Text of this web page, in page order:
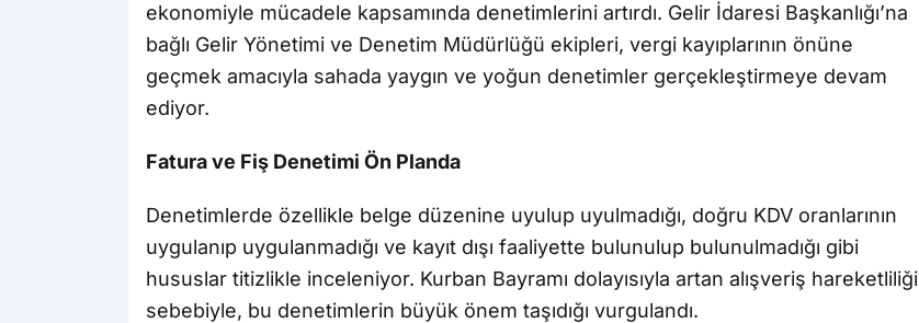
ekonomiyle mücadele kapsamında denetimlerini artırdı. Gelir İdaresi Başkanlığı’na
bağlı Gelir Yönetimi ve Denetim Müdürlüğü ekipleri, vergi kayıplarının önüne
geçmek amacıyla sahada yaygın ve yoğun denetimler gerçekleştirmeye devam
ediyor.
Fatura ve Fiş Denetimi Ön Planda
Denetimlerde özellikle belge düzenine uyulup uyulmadığı, doğru KDV oranlarının
uygulanıp uygulanmadığı ve kayıt dışı faaliyette bulunulup bulunulmadığı gibi
hususlar titizlikle inceleniyor. Kurban Bayramı dolayısıyla artan alışveriş hareketliliği
sebebiyle, bu denetimlerin büyük önem taşıdığı vurgulandı.